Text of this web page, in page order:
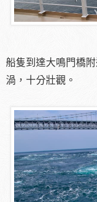
船隻到達大鳴門橋
渦，十分壯觀。